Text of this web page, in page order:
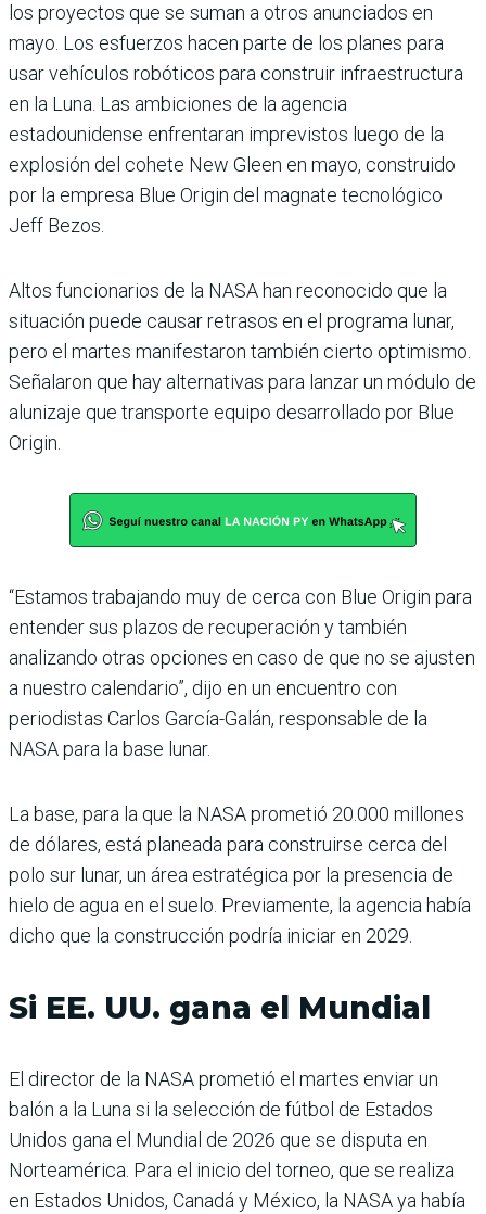
los proyectos que se suman a otros anunciados en
mayo. Los esfuerzos hacen parte de los planes para
usar vehículos robóticos para construir infraestructura
en la Luna. Las ambiciones de la agencia
estadounidense enfrentaran imprevistos luego de la
explosión del cohete New Gleen en mayo, construido
por la empresa Blue Origin del magnate tecnológico
Jeff Bezos.
Altos funcionarios de la NASA han reconocido que la
situación puede causar retrasos en el programa lunar,
pero el martes manifestaron también cierto optimismo.
Señalaron que hay alternativas para lanzar un módulo de
alunizaje que transporte equipo desarrollado por Blue
Origin.
“Estamos trabajando muy de cerca con Blue Origin para
entender sus plazos de recuperación y también
analizando otras opciones en caso de que no se ajusten
a nuestro calendario”, dijo en un encuentro con
periodistas Carlos García-Galán, responsable de la
NASA para la base lunar.
La base, para la que la NASA prometió 20.000 millones
de dólares, está planeada para construirse cerca del
polo sur lunar, un área estratégica por la presencia de
hielo de agua en el suelo. Previamente, la agencia había
dicho que la construcción podría iniciar en 2029.
Si EE. UU. gana el Mundial
El director de la NASA prometió el martes enviar un
balón a la Luna si la selección de fútbol de Estados
Unidos gana el Mundial de 2026 que se disputa en
Norteamérica. Para el inicio del torneo, que se realiza
en Estados Unidos, Canadá y México, la NASA ya había